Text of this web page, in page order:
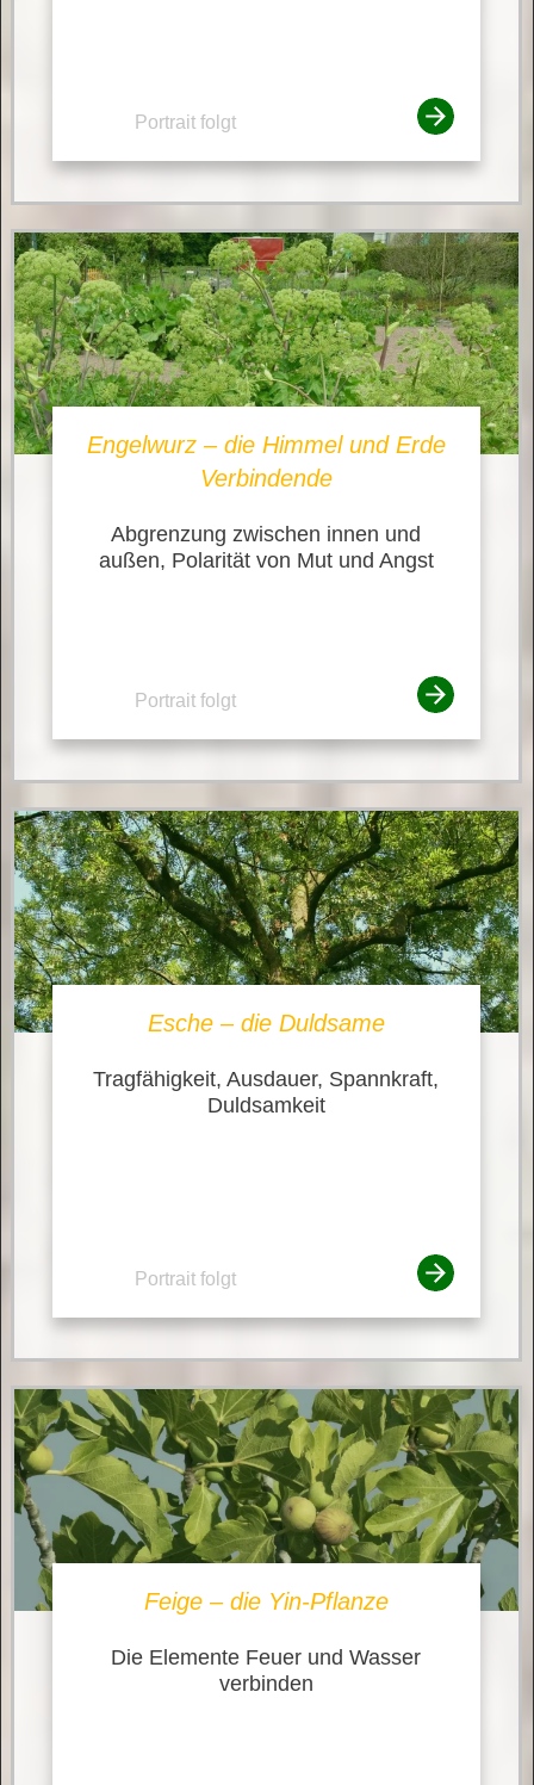
Portrait folgt
Engelwurz – die Himmel und Erde
Verbindende
Abgrenzung zwischen innen und
außen, Polarität von Mut und Angst
Portrait folgt
Esche – die Duldsame
Tragfähigkeit, Ausdauer, Spannkraft,
Duldsamkeit
Portrait folgt
Feige – die Yin-Pflanze
Die Elemente Feuer und Wasser
verbinden